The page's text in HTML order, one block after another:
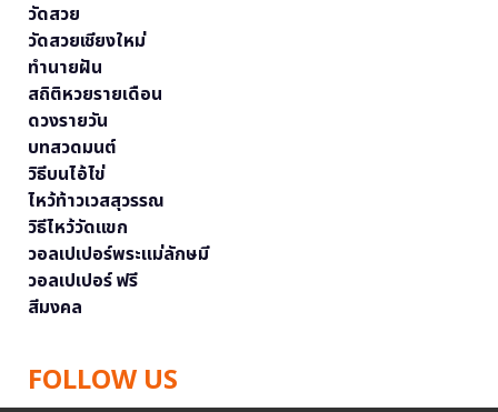
วัดสวย
วัดสวยเชียงใหม่
ทำนายฝัน
สถิติหวยรายเดือน
ดวงรายวัน
บทสวดมนต์
วิธีบนไอ้ไข่
ไหว้ท้าวเวสสุวรรณ
วิธีไหว้วัดแขก
วอลเปเปอร์พระแม่ลักษมี
วอลเปเปอร์ ฟรี
สีมงคล
FOLLOW US